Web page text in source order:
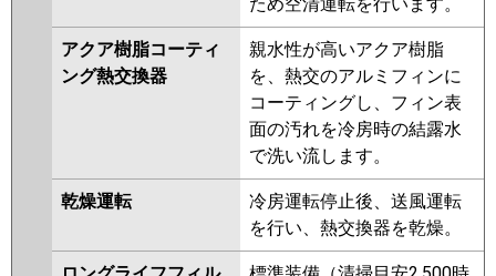
アクア樹脂コーティ
ング熱交換器
親水性が高いアクア樹脂
を、熱交のアルミフィンに
コーティングし、フィン表
面の汚れを冷房時の結露水
で洗い流します。
乾燥運転
冷房運転停止後、送風運転
を行い、熱交換器を乾燥。